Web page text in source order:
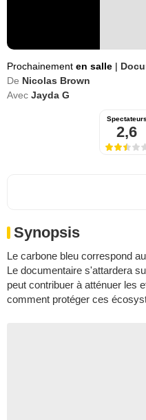
Prochainement en salle |
De Nicolas Brown
Avec Jayda G
Spectateurs
2,6
Synopsis
Le carbone bleu correspond
Le documentaire s'attardera
peut contribuer à atténuer les
comment protéger ces